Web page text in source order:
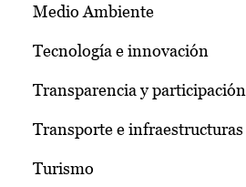
Medio Ambiente
Tecnología e innovación
Transparencia y participación
Transporte e infraestructuras
Turismo